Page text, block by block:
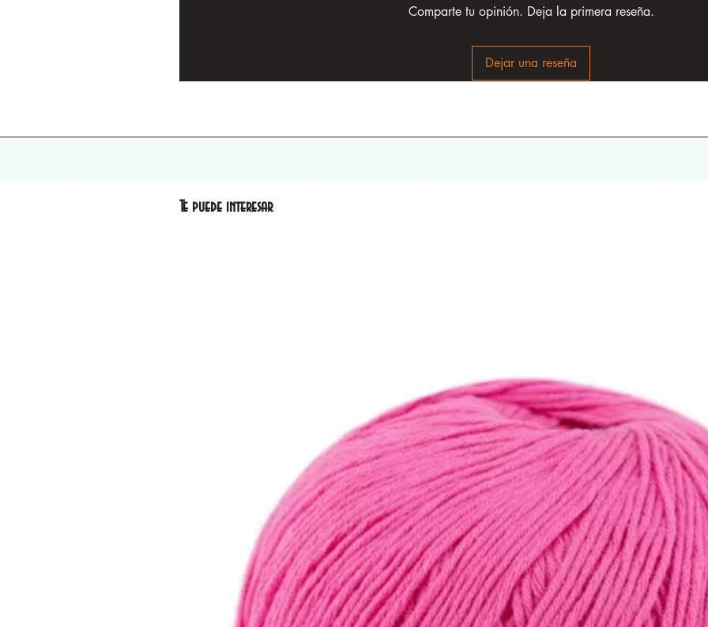
Comparte tu opinión. Deja la primera reseña.
Dejar una reseña
Te puede interesar